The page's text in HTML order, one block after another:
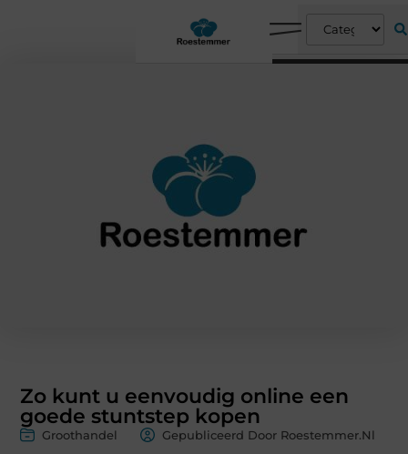
Zo kunt u eenvoudig online een
goede stuntstep kopen
Groothandel Gepubliceerd Door Roestemmer.nl